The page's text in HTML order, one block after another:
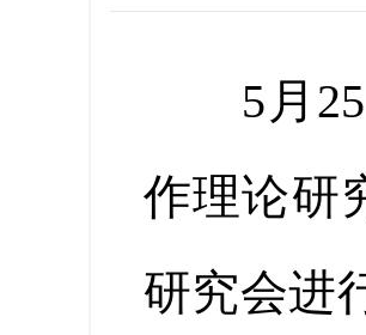
5月25
作理论研
研究会进